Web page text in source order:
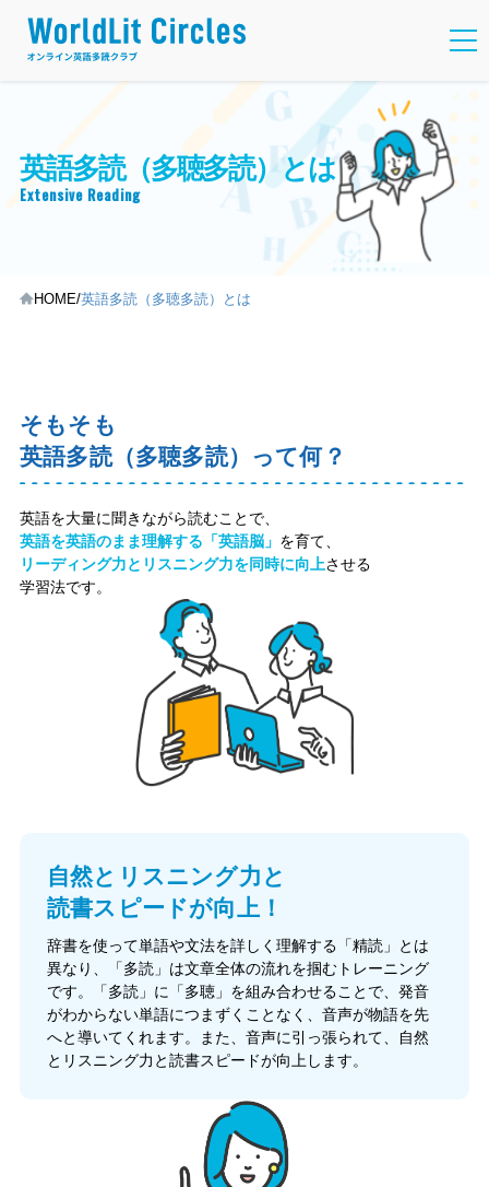
英語多読（多聴多読）とは
Extensive Reading
HOME 英語多読（多聴多読）とは
そもそも
英語多読（多聴多読）って何？
英語を大量に聞きながら読むことで、
英語を英語のまま理解する「英語脳」 を育て、
リーディング力とリスニング力を同時に向上させる
学習法です。
自然とリスニング力と
読書スピードが向上！
辞書を使って単語や文法を詳しく理解する「精読」とは
異なり、「多読」は文章全体の流れを掴むトレーニング
です。「多読」に「多聴」を組み合わせることで、発音
がわからない単語につまずくことなく、音声が物語を先
へと導いてくれます。また、音声に引っ張られて、自然
とリスニング力と読書スピードが向上します。